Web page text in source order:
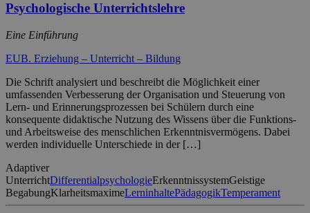
Psychologische Unterrichtslehre
Eine Einführung
EUB. Erziehung – Unterricht – Bildung
Die Schrift analysiert und beschreibt die Möglichkeit einer
umfassenden Verbesserung der Organisation und Steuerung von
Lern- und Erinnerungsprozessen bei Schülern durch eine
konsequente didaktische Nutzung des Wissens über die Funktions-
und Arbeitsweise des menschlichen Erkenntnisvermögens. Dabei
werden individuelle Unterschiede in der […]
Adaptiver
UnterrichtDifferentialpsychologieErkenntnissystemGeistige
BegabungKlarheitsmaximeLerninhaltePädagogikTemperament